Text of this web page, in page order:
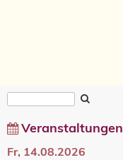
Veranstaltungen
Fr, 14.08.2026